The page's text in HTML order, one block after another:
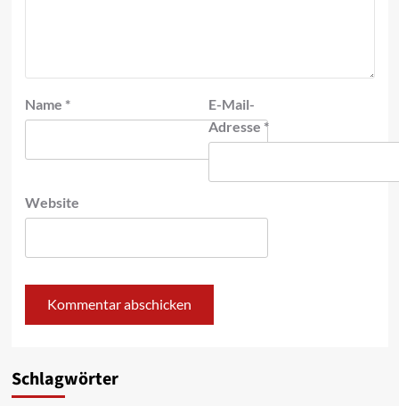
Name *
E-Mail-
Adresse*
Website
Schlagwörter